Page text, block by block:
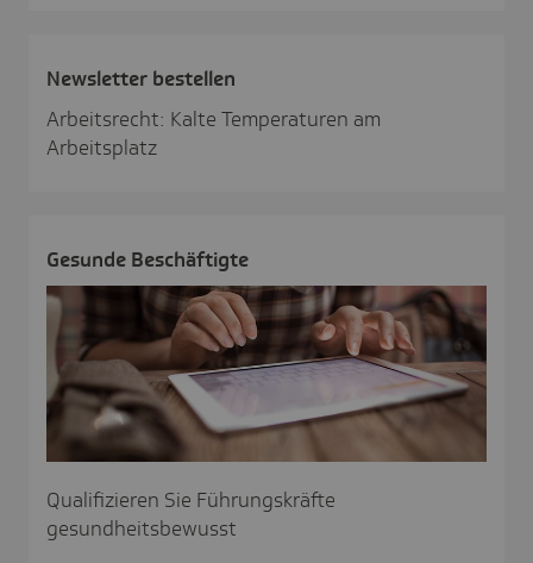
News­letter bestellen
Arbeitsrecht: Kalte Temperaturen am
Arbeitsplatz
Gesunde Beschäf­tigte
Qualifizieren Sie Führungskräfte
gesundheitsbewusst